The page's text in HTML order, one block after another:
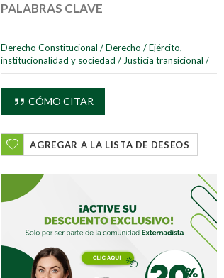
PALABRAS CLAVE
Derecho Constitucional / Derecho / Ejército,
institucionalidad y sociedad / Justicia transicional /
CÓMO CITAR
AGREGAR A LA LISTA DE DESEOS